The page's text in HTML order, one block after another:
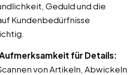
Geduld und die
Kundenbedürfnisse
für Details:
von Artikeln, Abwickeln